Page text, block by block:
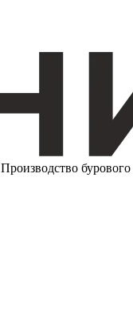
Производство